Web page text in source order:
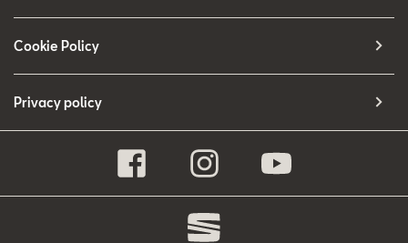
Cookie Policy
Privacy policy